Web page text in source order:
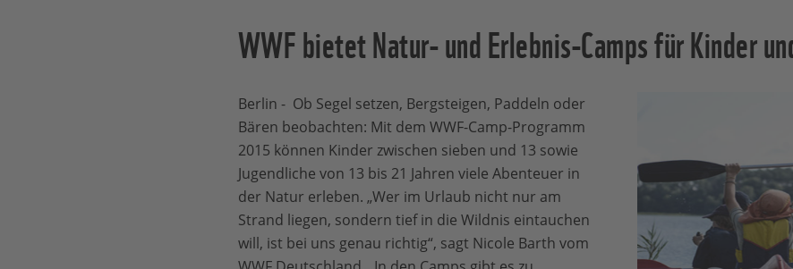
WWF bietet Natur- und Erlebnis-Camps für Kinder
Berlin - Ob Segel setzen, Bergsteigen, Paddeln oder
Bären beobachten: Mit dem WWF-Camp-Programm
2015 können Kinder zwischen sieben und 13 sowie
Jugendliche von 13 bis 21 Jahren viele Abenteuer in
der Natur erleben. „Wer im Urlaub nicht nur am
Strand liegen, sondern tief in die Wildnis eintauchen
will, ist bei uns genau richtig“, sagt Nicole Barth vom